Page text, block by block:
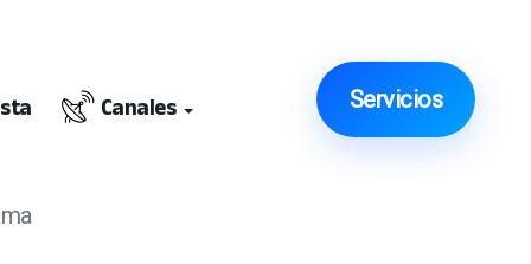
Canales Servicios